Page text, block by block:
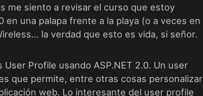
me siento a revisar el curso que estoy
en una palapa frente a la playa (o a veces en
la verdad que esto es vida, si señor.
User Profile usando ASP.NET 2.0. Un user
que permite, entre otras cosas personalizar
web. Lo interesante del user profile